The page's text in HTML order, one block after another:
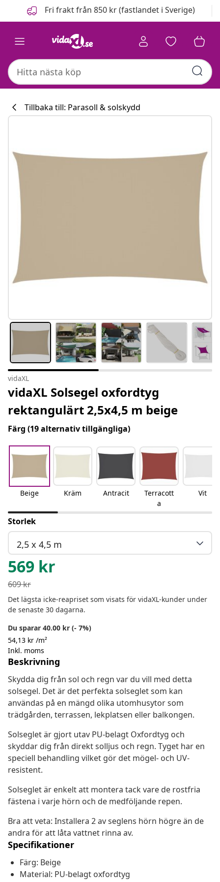
FöregåendeFri frakt från 850 kr (fastlandet i Sverige)
Tillbaka till: Parasoll & solskydd
vidaXL
vidaXL Solsegel oxfordtyg
rektangulärt 2,5x4,5 m beige
Färg (19 alternativ tillgängliga)
Beige Kräm Antracit
Terracott
a
Vit
Storlek
2,5 x 4,5 m
569 kr
609kr
Det lägsta icke-reapriset som visats för vidaXL-kunder under
de senaste 30 dagarna.
Du sparar 40.00 kr (- 7%)
54,13 kr /m²
Inkl. moms
Beskrivning
Skydda dig från sol och regn var du vill med detta
solsegel. Det är det perfekta solseglet som kan
användas på en mängd olika utomhusytor som
trädgården, terrassen, lekplatsen eller balkongen.
Solseglet är gjort utav PU-belagt Oxfordtyg och
skyddar dig från direkt solljus och regn. Tyget har en
speciell behandling vilket gör det mögel- och UV-
resistent.
Solseglet är enkelt att montera tack vare de rostfria
fästena i varje hörn och de medföljande repen.
Bra att veta: Installera 2 av seglens hörn högre än de
andra för att låta vattnet rinna av.
Specifikationer
Färg: Beige
Material: PU-belagt oxfordtyg